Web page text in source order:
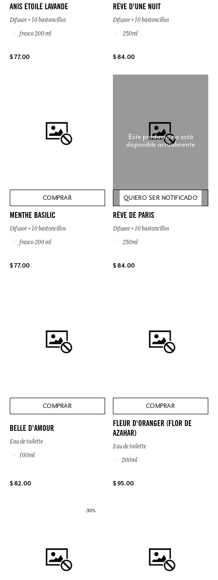
ANIS ETOILÉ LAVANDE
Difusor + 10 bastoncillos
frasco 200 ml
$ 77.00
RÊVE D'UNE NUIT
Difusor + 10 bastoncillos
250ml
$ 84.00
COMPRAR
MENTHE BASILIC
Difusor + 10 bastoncillos
frasco 200 ml
$ 77.00
Este producto no está
disponible actualmente
QUIERO SER NOTIFICADO
RÊVE DE PARIS
Difusor + 10 bastoncillos
250ml
$ 84.00
COMPRAR
BELLE D'AMOUR
Eau de toilette
100ml
$ 82.00
COMPRAR
FLEUR D'ORANGER (FLOR DE
AZAHAR)
Eau de toilette
200ml
$ 95.00
-30%